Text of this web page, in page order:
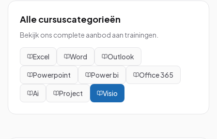
Alle cursuscategorieën
Bekijk ons complete aanbod aan trainingen.
Excel Word Outlook
Powerpoint Power bi Office 365
Ai Project Visio